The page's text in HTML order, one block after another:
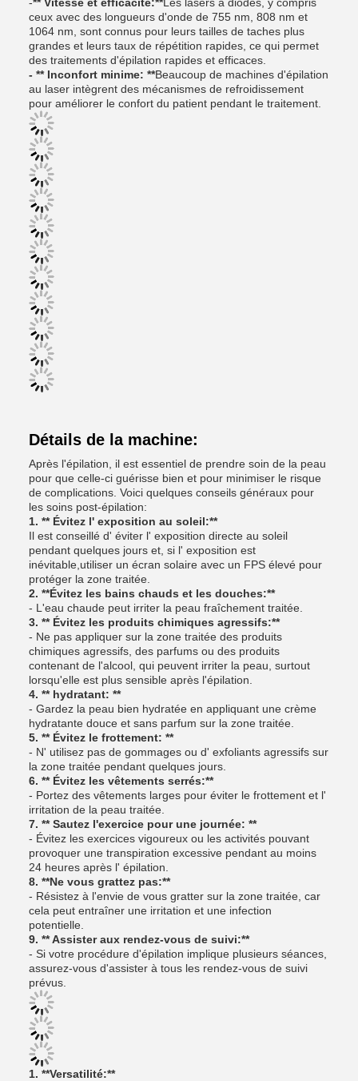
ceux avec des longueurs d'onde de 755 nm, 808 nm et
1064 nm, sont connus pour leurs tailles de taches plus
grandes et leurs taux de répétition rapides, ce qui permet
des traitements d'épilation rapides et efficaces.
- ** Inconfort minime: **Beaucoup de machines d'épilation
au laser intègrent des mécanismes de refroidissement
pour améliorer le confort du patient pendant le traitement.
Détails de la machine:
Après l'épilation, il est essentiel de prendre soin de la peau
pour que celle-ci guérisse bien et pour minimiser le risque
de complications. Voici quelques conseils généraux pour
les soins post-épilation:
1. ** Évitez l' exposition au soleil:**
Il est conseillé d' éviter l' exposition directe au soleil
pendant quelques jours et, si l' exposition est
inévitable,utiliser un écran solaire avec un FPS élevé pour
protéger la zone traitée.
2. **Évitez les bains chauds et les douches:**
- L'eau chaude peut irriter la peau fraîchement traitée.
3. ** Évitez les produits chimiques agressifs:**
- Ne pas appliquer sur la zone traitée des produits
chimiques agressifs, des parfums ou des produits
contenant de l'alcool, qui peuvent irriter la peau, surtout
lorsqu'elle est plus sensible après l'épilation.
4. ** hydratant: **
- Gardez la peau bien hydratée en appliquant une crème
hydratante douce et sans parfum sur la zone traitée.
5. ** Évitez le frottement: **
- N' utilisez pas de gommages ou d' exfoliants agressifs sur
la zone traitée pendant quelques jours.
6. ** Évitez les vêtements serrés:**
- Portez des vêtements larges pour éviter le frottement et l'
irritation de la peau traitée.
7. ** Sautez l'exercice pour une journée: **
- Évitez les exercices vigoureux ou les activités pouvant
provoquer une transpiration excessive pendant au moins
24 heures après l' épilation.
8. **Ne vous grattez pas:**
- Résistez à l'envie de vous gratter sur la zone traitée, car
cela peut entraîner une irritation et une infection
potentielle.
9. ** Assister aux rendez-vous de suivi:**
- Si votre procédure d'épilation implique plusieurs séances,
assurez-vous d'assister à tous les rendez-vous de suivi
prévus.
1. **Versatilité:**